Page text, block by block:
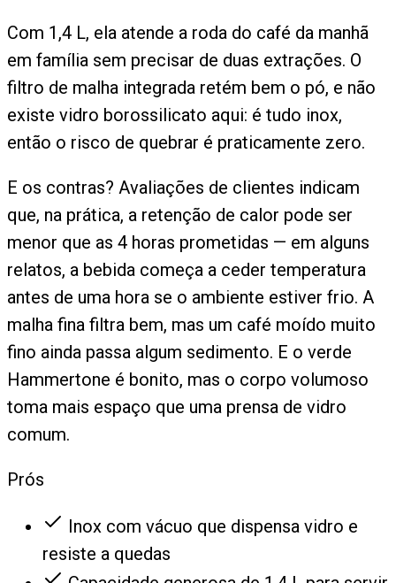
Com 1,4 L, ela atende a roda do café da manhã
em família sem precisar de duas extrações. O
filtro de malha integrada retém bem o pó, e não
existe vidro borossilicato aqui: é tudo inox,
então o risco de quebrar é praticamente zero.
E os contras? Avaliações de clientes indicam
que, na prática, a retenção de calor pode ser
menor que as 4 horas prometidas — em alguns
relatos, a bebida começa a ceder temperatura
antes de uma hora se o ambiente estiver frio. A
malha fina filtra bem, mas um café moído muito
fino ainda passa algum sedimento. E o verde
Hammertone é bonito, mas o corpo volumoso
toma mais espaço que uma prensa de vidro
comum.
Prós
Inox com vácuo que dispensa vidro e
resiste a quedas